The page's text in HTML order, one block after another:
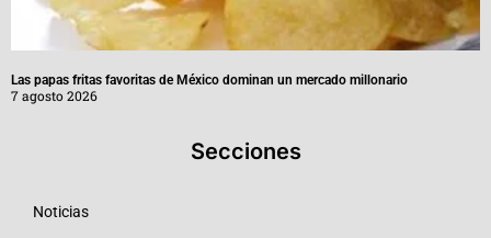
Las papas fritas favoritas de México dominan un mercado millonario
7 agosto 2026
Secciones
Noticias